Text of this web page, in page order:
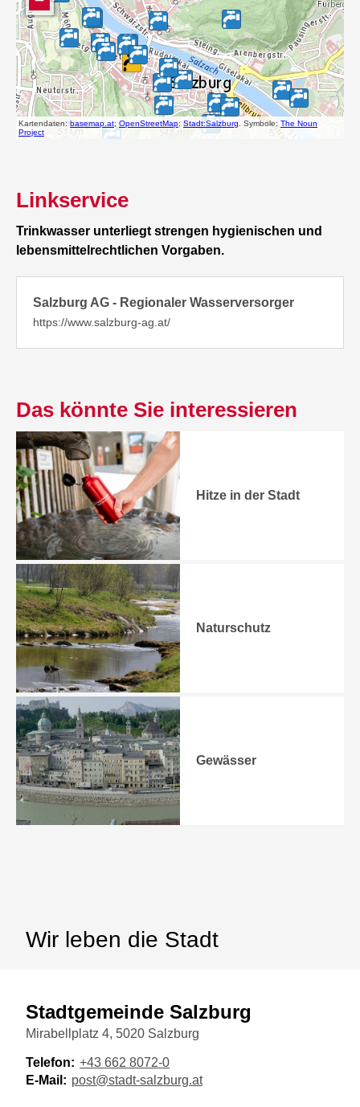
Linkservice
Trinkwasser unterliegt strengen hygienischen und
lebensmittelrechtlichen Vorgaben.
Salzburg AG - Regionaler Wasserversorger
https://www.salzburg-ag.at/
Das könnte Sie interessieren
Hitze in der Stadt
Naturschutz
Gewässer
Wir leben die Stadt
Stadtgemeinde Salzburg
Mirabellplatz 4, 5020 Salzburg
Telefon: +43 662 8072-0
E-Mail: post@stadt-salzburg.at